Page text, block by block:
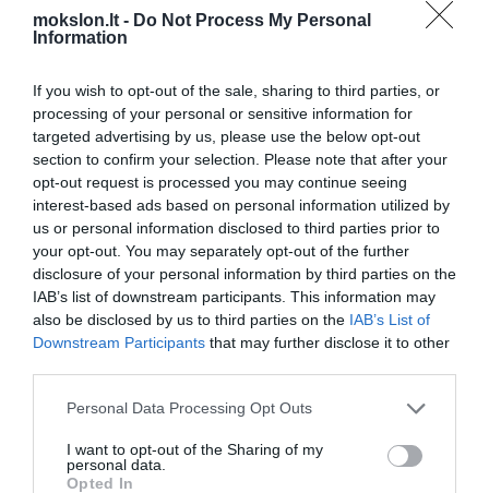
mokslon.lt - Do Not Process My Personal
Information
If you wish to opt-out of the sale, sharing to third parties, or
processing of your personal or sensitive information for
targeted advertising by us, please use the below opt-out
section to confirm your selection. Please note that after your
opt-out request is processed you may continue seeing
interest-based ads based on personal information utilized by
us or personal information disclosed to third parties prior to
your opt-out. You may separately opt-out of the further
disclosure of your personal information by third parties on the
IAB’s list of downstream participants. This information may
also be disclosed by us to third parties on the IAB’s List of
Downstream Participants that may further disclose it to other
Personal Data Processing Opt Outs
I want to opt-out of the Sharing of my
personal data.
Opted In
greitaeigio tinklo technologijų amžių.
perkėlimui per dieną, o tai yra
Europos branduolinių tyrimų centre aptiktos
Europos branduolinių tyrimų centre
Didžiojo hadronų priešpriešinių srautų
atstovai pateiks naujausius duomenis
Šie seminarai vyks nuo 14 iki 16 val.
bus tiesiogiai transliuojami internetu